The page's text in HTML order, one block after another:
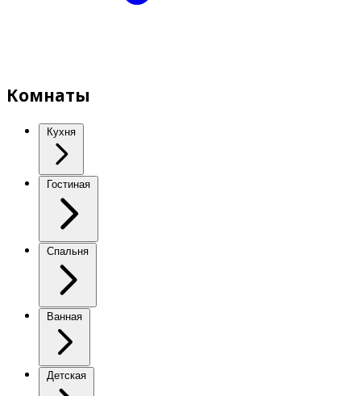
Комнаты
Кухня
Гостиная
Спальня
Ванная
Детская